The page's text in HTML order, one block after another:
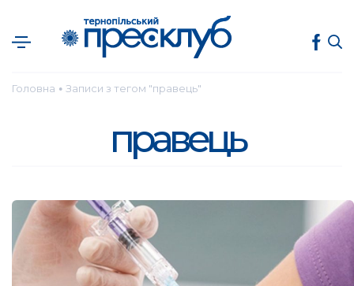
Головна ● Записи з тегом "правець"
правець